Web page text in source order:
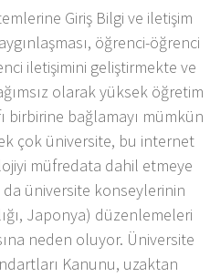
Giriş Bilgi ve iletişim
öğrenci-öğrenci
iletişimini geliştirmekte ve
olarak yüksek öğretim
birbirine bağlamayı mümkün
çok üniversite, bu internet
müfredata dahil etmeye
da üniversite konseylerinin
Japonya) düzenlemeleri
neden oluyor. Üniversite
Kanunu, uzaktan